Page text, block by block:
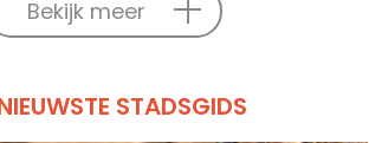
Bekijk meer
STADSGIDS